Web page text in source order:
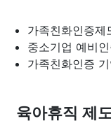
가족친화인증제
중소기업 예비
가족친화인증
육아휴직 제